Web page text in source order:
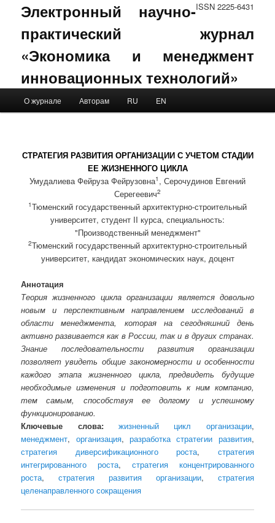
ISSN 2225-6431
Электронный научно-
практический журнал
«Экономика и менеджмент
инновационных технологий»
Skip to primary content
Skip to secondary content
О журнале Авторам RU EN
СТРАТЕГИЯ РАЗВИТИЯ ОРГАНИЗАЦИИ С УЧЕТОМ СТАДИИ
ЕЕ ЖИЗНЕННОГО ЦИКЛА
Умудалиева Фейруза Фейрузовна1 , Серочудинов Евгений
Серегеевич2
1Тюменский государственный архитектурно-строительный
университет, студент II курса, специальность:
"Производственный менеджмент"
2Тюменский государственный архитектурно-строительный
университет, кандидат экономических наук, доцент
Аннотация
Теория жизненного цикла организации является довольно
новым и перспективным направлением исследований в
области менеджмента, которая на сегодняшний день
активно развивается как в России, так и в других странах.
Знание последовательности развития организации
позволяет увидеть общие закономерности и особенности
каждого этапа жизненного цикла, предвидеть будущие
необходимые изменения и подготовить к ним компанию,
тем самым, способствуя ее долгому и успешному
функционированию.
Ключевые слова:
жизненный цикл организации,
менеджмент, организация,разработка стратегии развития,
стратегия диверсификационного роста, стратегия
интегрированного роста, стратегия концентрированного
роста,стратегия развития организации, стратегия
целенаправленного сокращения